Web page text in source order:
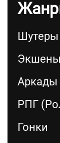
Шутеры
Экшены
Аркады
РПГ
Гонки